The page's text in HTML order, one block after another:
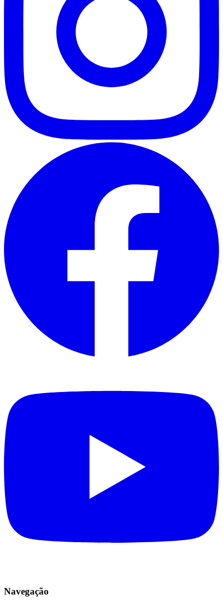
Navegação